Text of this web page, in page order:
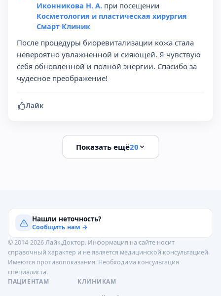
Иконникова Н. А. при посещении
Косметология и пластическая хирургия
Смарт Клиник
После процедуры биоревитализации кожа стала
невероятно увлажненной и сияющей. Я чувствую
себя обновленной и полной энергии. Спасибо за
чудесное преображение!
Лайк
Показать ещё20
Нашли неточность?
Сообщить нам →
© 2014-2026 Лайк.Доктор. Информация на сайте носит
справочный характер и не является медицинской консультацией.
Имеются противопоказания. Необходима консультация
специалиста.
ПАЦИЕНТАМ
КЛИНИКАМ